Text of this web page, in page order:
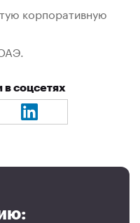
корпоративную
в соцсетях